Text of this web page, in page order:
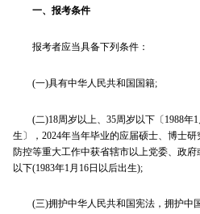
一、报考条件
报考者应当具备下列条件：
(一)具有中华人民共和国国籍;
(二)18周岁以上、35周岁以下〔1988年1
生〕，2024年当年毕业的应届硕士、博士
防控等重大工作中获省辖市以上党委、政
以下(1983年1月16日以后出生);
(三)拥护中华人民共和国宪法，拥护中